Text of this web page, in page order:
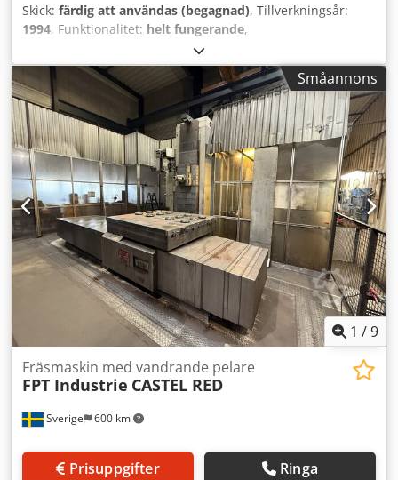
Skick: färdig att användas (begagnad), Tillverkningsår:
1994, Funktionalitet: helt fungerande,
05 17 1994
axel:2 000 mm, Y-axelns rörelse:2 000 mm,
rörelseavstånd Z-axel:1 250 mm, kontrollermodell:
Heidenhain TNC 415
, svängvinkel B-axel (max.): 360 °,
TEKNISKA DETALJER Rörelseväg X-axel: 2.000 mm
Rörelseväg Y-axel: 2.000 mm Rörelseväg Z-axel: 1.250 mm
B-axel: 360° Dwjdpfx Aszha Injipoa Bordstorlek: 1.600 x
1.800 mm MASKINDETALJER Styrsystem: Heidenhain TNC
415 Verktygshållare: SK 50 ATC: 60 Observera: Vinklar ingår
inte i leveransen. Maskinen är redan demonterad.
Småannons
1 /9
Sverige 600 km
Fräsmaskin med vandrande pelare
FPT Industrie CASTEL RED
Prisuppgifter Ringa